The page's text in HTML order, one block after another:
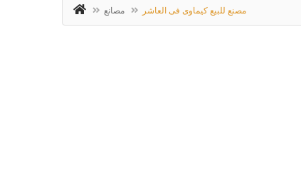
مصانع مصنع للبيع كيماوى فى العاشر